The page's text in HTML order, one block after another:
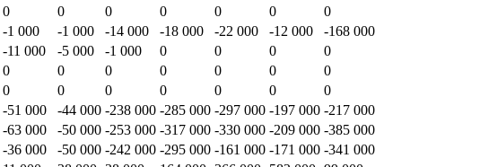
0 0 0 0 0 0
0
-1 000 -1 000 -14 000 -18 000 -22 000 -12 000
-168 000
-11 000 -5 000 -1 000 0 0 0
0
0 0 0 0 0 0
0
0 0 0 0 0 0
0
-51 000 -44 000 -238 000 -285 000 -297 000 -197 000 -217 000
-63 000 -50 000 -253 000 -317 000 -330 000 -209 000 -385 000
-36 000 -50 000 -242 000 -295 000 -161 000 -171 000 -341 000